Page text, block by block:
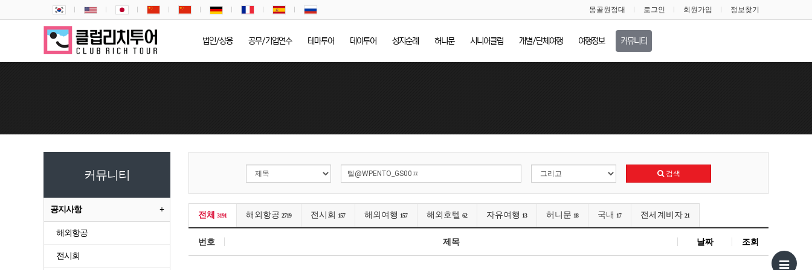
몽골원정대 로그인 회원가입 정보찾기
법인/상용 공무/기업연수 테마투어 데이투어 성지순례 허니문 시니어클럽 개별/단체여행 여행정보 커뮤니티
검색
전체 3191 해외항공 2719 전시회 157 해외여행 157 해외호텔 62 자유여행 13 허니문 18 국내 17 전세계비자 21
번호 제목 날짜 조회
커뮤니티
공지사항
해외항공
전시회